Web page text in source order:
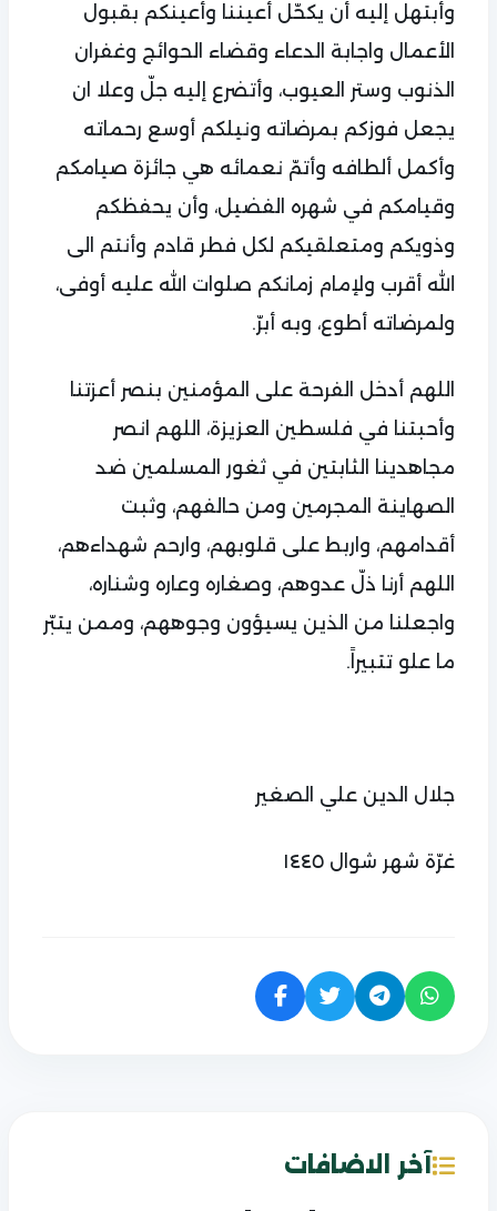
وأبتهل إليه أن يكحّل أعيننا وأعينكم بقبول
الأعمال واجابة الدعاء وقضاء الحوائج وغفران
الذنوب وستر العيوب، وأتضرع إليه جلّ وعلا ان
يجعل فوزكم بمرضاته ونيلكم أوسع رحماته
وأكمل ألطافه وأتمّ نعمائه هي جائزة صيامكم
وقيامكم في شهره الفضيل، وأن يحفظكم
وذويكم ومتعلقيكم لكل فطر قادم وأنتم الى
الله أقرب ولإمام زمانكم صلوات الله عليه أوفى،
ولمرضاته أطوع، وبه أبرّ.
اللهم أدخل الفرحة على المؤمنين بنصر أعزتنا
وأحبتنا في فلسطين العزيزة، اللهم انصر
مجاهدينا الثابتين في ثغور المسلمين ضد
الصهاينة المجرمين ومن حالفهم، وثبت
أقدامهم، واربط على قلوبهم، وارحم شهداءهم،
اللهم أرنا ذلّ عدوهم، وصغاره وعاره وشناره،
واجعلنا من الذين يسيؤون وجوههم، وممن يتبّر
ما علو تتبيراً.
جلال الدين علي الصغير
غرّة شهر شوال ١٤٤٥
آخر الاضافات